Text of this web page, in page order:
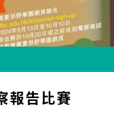
報告比賽